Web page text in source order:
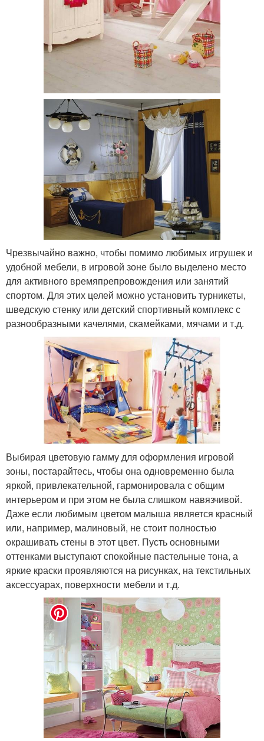
Чрезвычайно важно, чтобы помимо любимых игрушек и
удобной мебели, в игровой зоне было выделено место
для активного времяпрепровождения или занятий
спортом. Для этих целей можно установить турникеты,
шведскую стенку или детский спортивный комплекс с
разнообразными качелями, скамейками, мячами и т.д.
Выбирая цветовую гамму для оформления игровой
зоны, постарайтесь, чтобы она одновременно была
яркой, привлекательной, гармонировала с общим
интерьером и при этом не была слишком навязчивой.
Даже если любимым цветом малыша является красный
или, например, малиновый, не стоит полностью
окрашивать стены в этот цвет. Пусть основными
оттенками выступают спокойные пастельные тона, а
яркие краски проявляются на рисунках, на текстильных
аксессуарах, поверхности мебели и т.д.